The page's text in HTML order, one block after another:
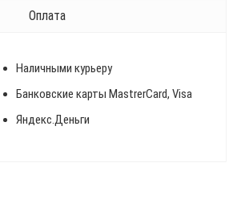
Оплата
Наличными курьеру
Банковские карты MastrerCard, Visa
Яндекс.Деньги